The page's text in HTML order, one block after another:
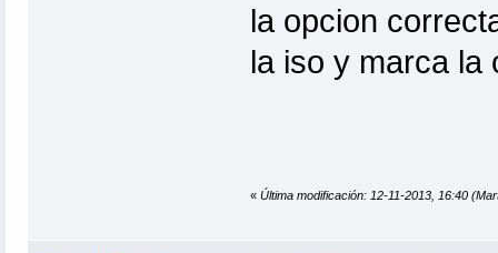
la opcion
la iso y marca la
« Última modificación: 12-11-2013, 16:40